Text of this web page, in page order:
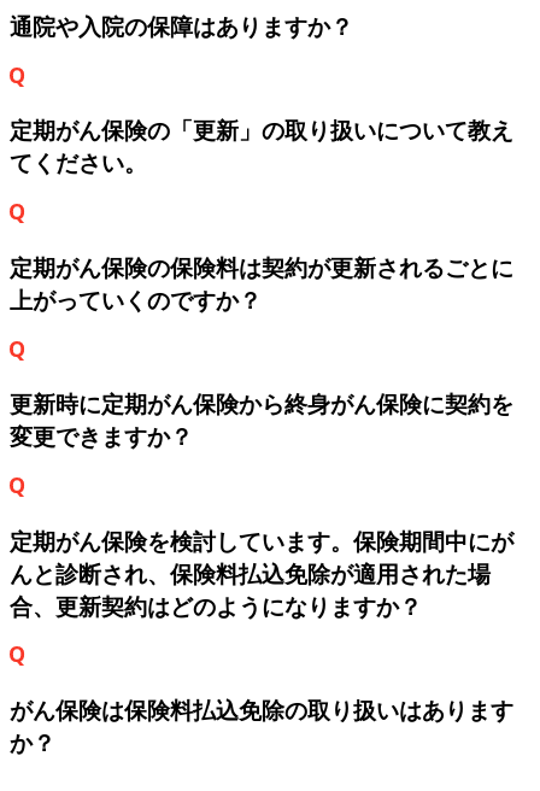
通院や入院の保障はありますか？
定期がん保険の「更新」の取り扱いについて教え
てください。
定期がん保険の保険料は契約が更新されるごとに
上がっていくのですか？
更新時に定期がん保険から終身がん保険に契約を
変更できますか？
定期がん保険を検討しています。保険期間中にが
んと診断され、保険料払込免除が適用された場
合、更新契約はどのようになりますか？
がん保険は保険料払込免除の取り扱いはあります
か？